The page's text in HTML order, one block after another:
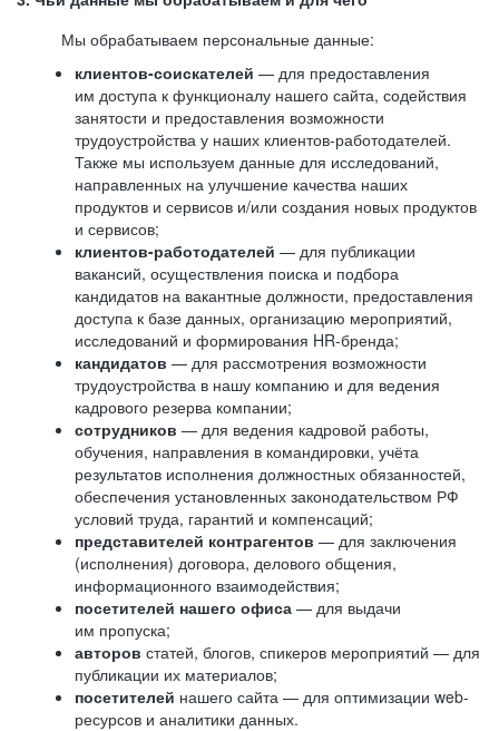
Мы обрабатываем персональные данные:
клиентов-соискателей — для предоставления
им доступа к функционалу нашего сайта, содействия
занятости и предоставления возможности
трудоустройства у наших клиентов-работодателей.
Также мы используем данные для исследований,
направленных на улучшение качества наших
продуктов и сервисов и/или создания новых продуктов
и сервисов;
клиентов-работодателей — для публикации
вакансий, осуществления поиска и подбора
кандидатов на вакантные должности, предоставления
доступа к базе данных, организацию мероприятий,
исследований и формирования HR-бренда;
кандидатов — для рассмотрения возможности
трудоустройства в нашу компанию и для ведения
кадрового резерва компании;
сотрудников — для ведения кадровой работы,
обучения, направления в командировки, учёта
результатов исполнения должностных обязанностей,
обеспечения установленных законодательством РФ
условий труда, гарантий и компенсаций;
представителей контрагентов — для заключения
(исполнения) договора, делового общения,
информационного взаимодействия;
посетителей нашего офиса — для выдачи
им пропуска;
авторов статей, блогов, спикеров мероприятий — для
публикации их материалов;
посетителей нашего сайта — для оптимизации web-
ресурсов и аналитики данных.